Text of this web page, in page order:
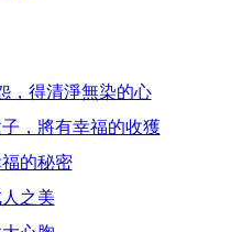
，得清淨無染的心
，將有幸福的收獲
的秘密
之美